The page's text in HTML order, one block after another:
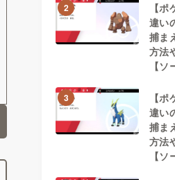
2
【
違い
捕ま
方法
【
3
【
違い
捕ま
方法
【